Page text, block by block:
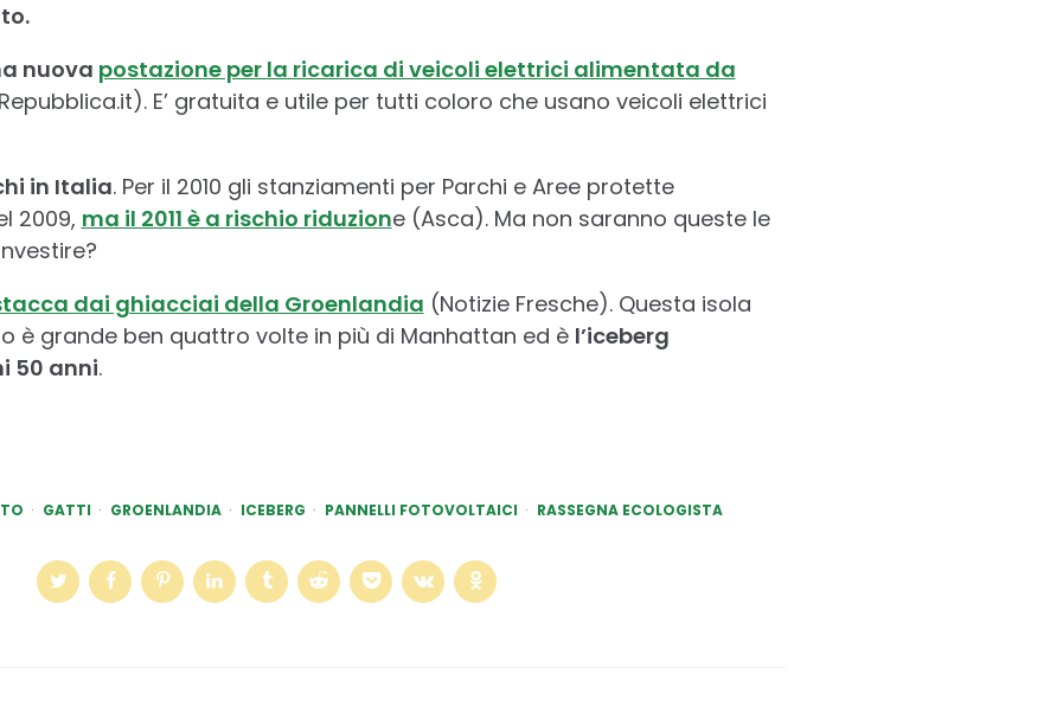
nuova postazione per la ricarica di veicoli elettrici alimentata da
E’ gratuita e utile per tutti coloro che usano veicoli elettrici
in Italia. Per il 2010 gli stanziamenti per Parchi e Aree protette
2009, ma il 2011 è a rischio riduzione (Asca). Ma non saranno queste le
dai ghiacciai della Groenlandia (Notizie Fresche). Questa isola
è grande ben quattro volte in più di Manhattan ed è l’iceberg
50 anni.
GATTI GROENLANDIA ICEBERG PANNELLI FOTOVOLTAICI RASSEGNA ECOLOGISTA